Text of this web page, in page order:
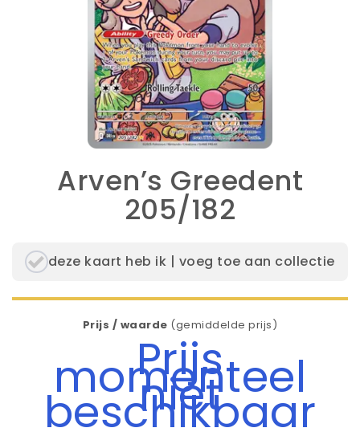
Arven’s Greedent
205/182
deze kaart heb ik | voeg toe aan collectie
Prijs / waarde (gemiddelde prijs)
Prijs
momenteel
niet
beschikbaar